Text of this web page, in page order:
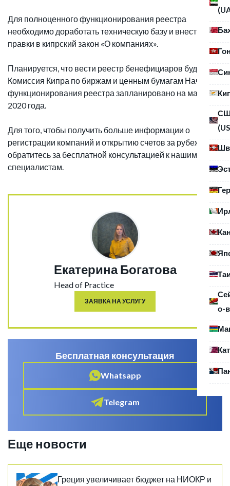
о-
Для полноценного функционирования реестра
необходимо доработать техническую базу и внести
правки в кипрский закон «О компаниях».
Планируется, что вести реестр бенефициаров будет
Комиссия Кипра по биржам и ценным бумагам Начало
функционирования реестра запланировано на март
2020 года.
Для того, чтобы получить больше информации о
регистрации компаний и открытию счетов за рубежом,
обратитесь за бесплатной консультацией к нашим
специалистам.
Екатерина Богатова
Head of Practice
ЗАЯВКА НА УСЛУГУ
Бесплатная консультация
Whatsapp
Telegram
Еще новости
Греция увеличивает бюджет на НИОКР и